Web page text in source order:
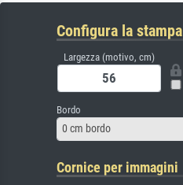
Configura la stampa
Largezza (motivo, cm)
Bordo
0 cm bordo
Cornice per immagini